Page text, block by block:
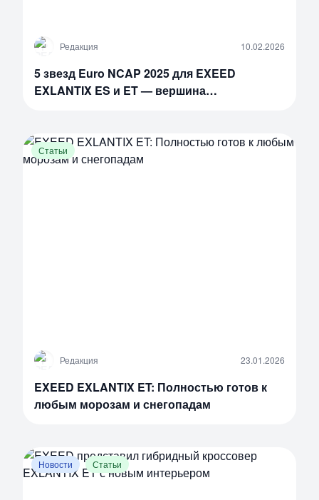
Р Редакция 10.02.2026
5 звезд Euro NCAP 2025 для EXEED
EXLANTIX ES и ET — вершина
Статьи
Р Редакция 23.01.2026
EXEED EXLANTIX ET: Полностью готов к
любым морозам и снегопадам
Новости Статьи